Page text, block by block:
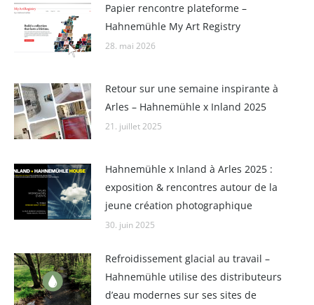
Papier rencontre plateforme –
Hahnemühle My Art Registry
28. mai 2026
Retour sur une semaine inspirante à
Arles – Hahnemühle x Inland 2025
21. juillet 2025
Hahnemühle x Inland à Arles 2025 :
exposition & rencontres autour de la
jeune création photographique
30. juin 2025
Refroidissement glacial au travail –
Hahnemühle utilise des distributeurs
d’eau modernes sur ses sites de